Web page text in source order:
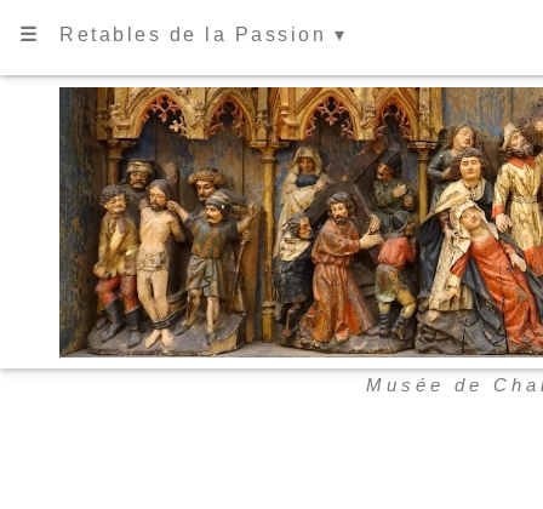
☰ Retables de la Passion ▾
Musée de